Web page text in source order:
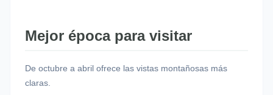
Mejor época para visitar
De octubre a abril ofrece las vistas montañosas más
claras.